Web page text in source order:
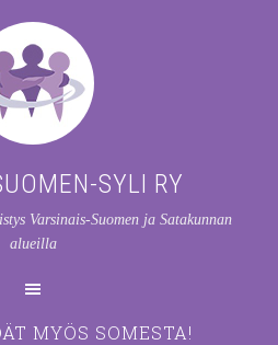
SYLI RY
Varsinais-Suomen ja Satakunnan
alueilla
MYÖS SOMESTA!